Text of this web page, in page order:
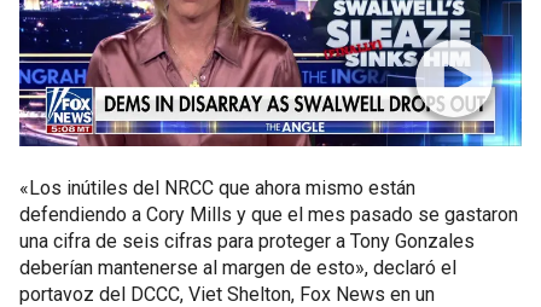
«Los inútiles del NRCC que ahora mismo están
defendiendo a Cory Mills y que el mes pasado se gastaron
una cifra de seis cifras para proteger a Tony Gonzales
deberían mantenerse al margen de esto», declaró el
portavoz del DCCC, Viet Shelton, Fox News en un